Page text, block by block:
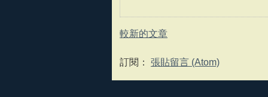
較新的文章
訂閱： 張貼留言 (Atom)